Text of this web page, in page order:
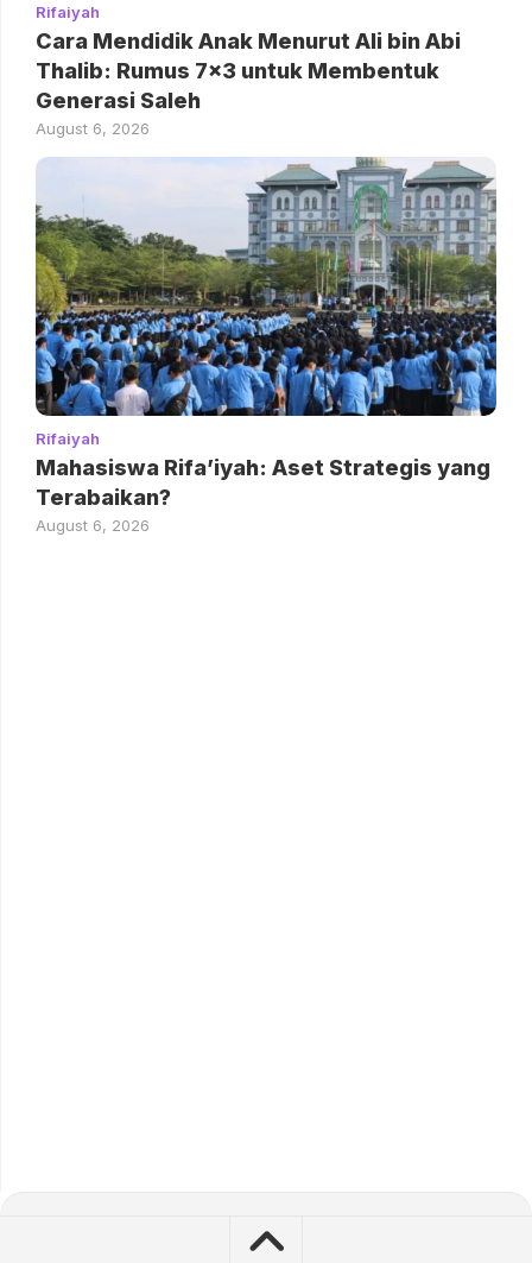
Rifaiyah
Cara Mendidik Anak Menurut Ali bin Abi
Thalib: Rumus 7×3 untuk Membentuk
Generasi Saleh
August 6, 2026
Rifaiyah
Mahasiswa Rifa’iyah: Aset Strategis yang
Terabaikan?
August 6, 2026